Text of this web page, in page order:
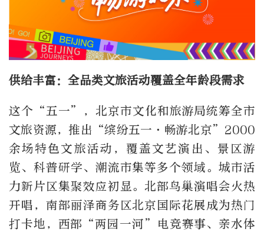
供给丰富：全品类文旅活动覆盖全年龄段需求
这个“五一”，北京市文化和旅游局统筹全市
文旅资源，推出“缤纷五一·畅游北京”2000
余场特色文旅活动，覆盖文艺演出、景区游
览、科普研学、潮流市集等多个领域。城市活
力新片区集聚效应初显。北部鸟巢演唱会火热
开唱，南部丽泽商务区北京国际花展成为热门
打卡地，西部“两园一河”电竞赛事、亲水体